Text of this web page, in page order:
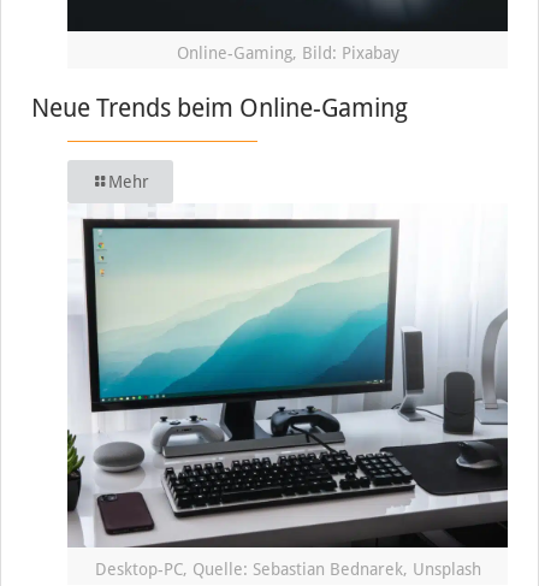
Online-Gaming, Bild: Pixabay
Neue Trends beim Online-Gaming
Mehr
Desktop-PC, Quelle: Sebastian Bednarek, Unsplash